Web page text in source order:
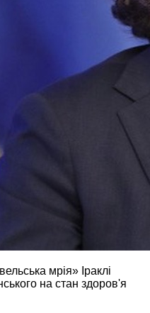
мрія» Іраклі
на стан здоров'я